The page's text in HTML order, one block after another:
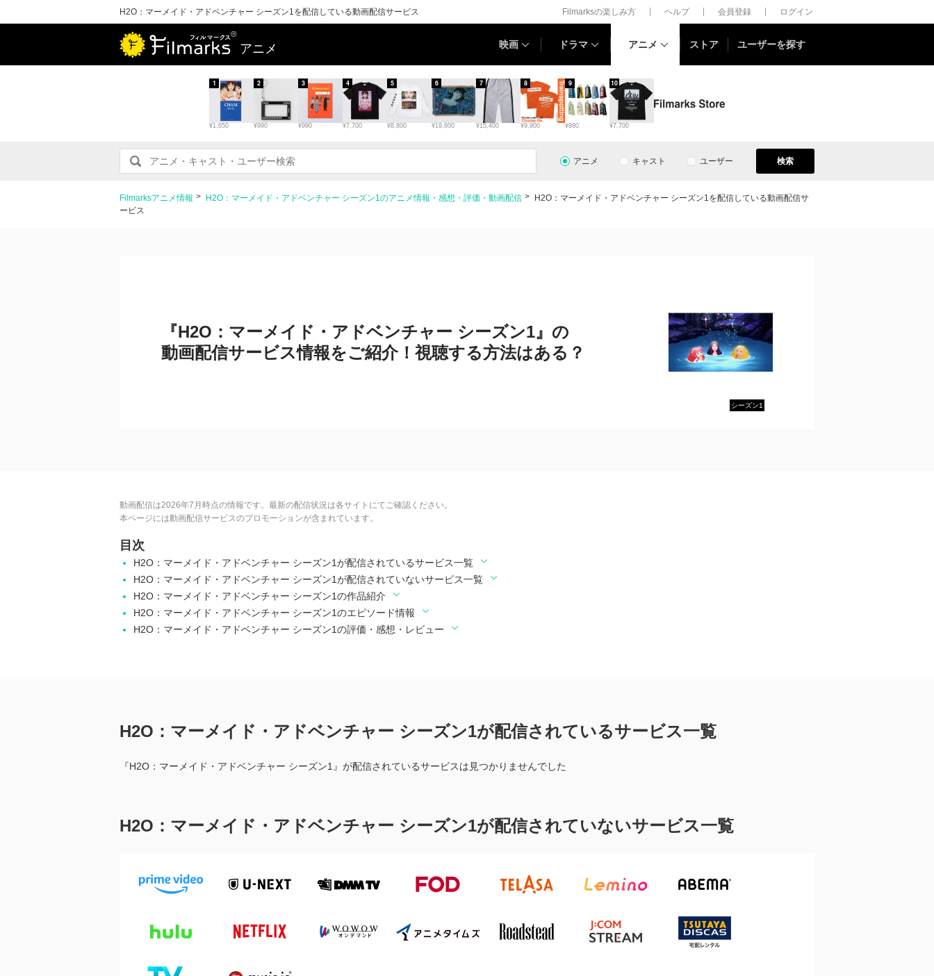
H2O：マーメイド・アドベンチャー シーズン1を配信している動画配信サービス Filmarksの楽しみ方 ヘルプ 会員登録 ログイン
アニメ 映画 ドラマ アニメ ストア ユーザーを探す
¥1,650
1
¥990
2
¥990
3
¥7,700
4
¥8,800
5
¥19,800
6
¥15,400
7
¥9,900
8
¥880
9
¥7,700
10
アニメ キャスト ユーザー 検索
Filmarksアニメ情報 H2O：マーメイド・アドベンチャー シーズン1のアニメ情報・感想・評価・動画配信
H2O：マーメイド・アドベンチャー シーズン1を配信している動画配信サ
ービス
『H2O：マーメイド・アドベンチャー シーズン1』の
動画配信サービス情報をご紹介！視聴する方法はある？
シーズン1
動画配信は2026年7月時点の情報です。最新の配信状況は各サイトにてご確認ください。
本ページには動画配信サービスのプロモーションが含まれています。
目次
H2O：マーメイド・アドベンチャー シーズン1が配信されているサービス一覧
H2O：マーメイド・アドベンチャー シーズン1が配信されていないサービス一覧
H2O：マーメイド・アドベンチャー シーズン1の作品紹介
H2O：マーメイド・アドベンチャー シーズン1のエピソード情報
H2O：マーメイド・アドベンチャー シーズン1の評価・感想・レビュー
H2O：マーメイド・アドベンチャー シーズン1が配信されているサービス一覧
『H2O：マーメイド・アドベンチャー シーズン1』が配信されているサービスは見つかりませんでした
H2O：マーメイド・アドベンチャー シーズン1が配信されていないサービス一覧